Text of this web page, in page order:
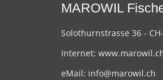
MAROWIL
Solothurnstrasse 36 -
Internet:
eMail: info@marowil.ch